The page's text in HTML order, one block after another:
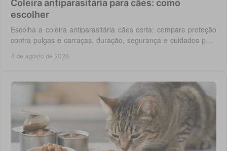
Coleira antiparasitária para cães: como
escolher
Escolha a coleira antiparasitária cães certa: compare proteção
contra pulgas e carraças, duração, segurança e cuidados para
4 de agosto de 2026